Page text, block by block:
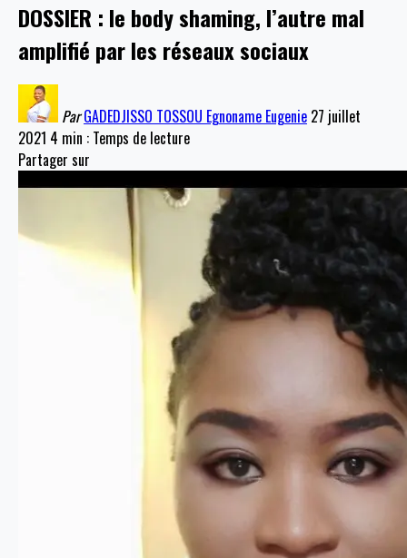
DOSSIER : le body shaming, l’autre mal
amplifié par les réseaux sociaux
Par GADEDJISSO TOSSOU Egnoname Eugenie 27 juillet
2021 4 min : Temps de lecture
Partager sur